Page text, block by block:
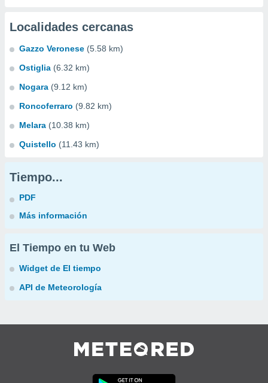
Localidades cercanas
Gazzo Veronese (5.58 km)
Ostiglia (6.32 km)
Nogara (9.12 km)
Roncoferraro (9.82 km)
Melara (10.38 km)
Quistello (11.43 km)
Tiempo...
PDF
Más información
El Tiempo en tu Web
Widget de El tiempo
API de Meteorología